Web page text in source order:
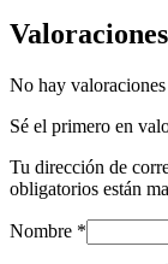
Valoraciones
No hay valoraciones
Sé el primero en
Tu dirección de
obligatorios están
Nombre *